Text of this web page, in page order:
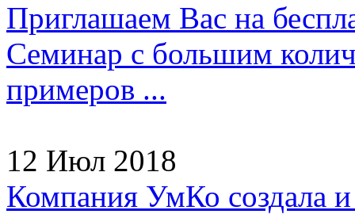
Приглашаем Вас на
Семинар с большим
примеров ...
12 Июл 2018
Компания УмКо создала